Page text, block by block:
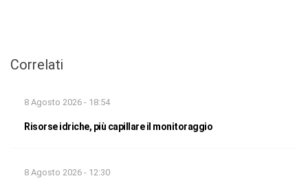
Correlati
8 Agosto 2026 - 18:54
Risorse idriche, più capillare il monitoraggio
8 Agosto 2026 - 12:30